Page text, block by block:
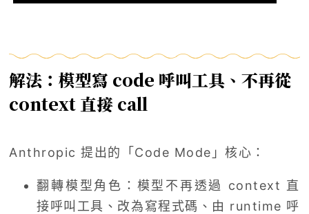
解法：模型寫 code 呼叫工具、不再從
context 直接 call
Anthropic 提出的「Code Mode」核心：
翻轉模型角色：模型不再透過 context 直
接呼叫工具、改為寫程式碼、由 runtime 呼